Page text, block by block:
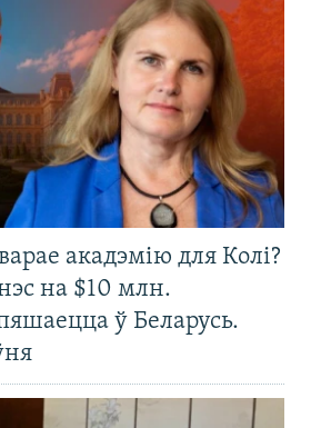
акадэмію для Колі?
на $10 млн.
ў Беларусь.